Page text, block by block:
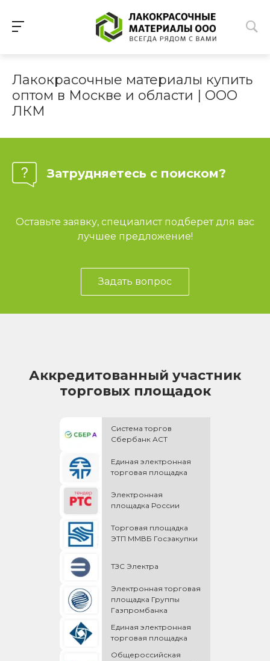
Лакокрасочные материалы купить
оптом в Москве и области | ООО
ЛКМ
Затрудняетесь с поиском?
Оставьте заявку, специалист подберет для вас
лучшее предложение!
Задать вопрос
Аккредитованный участник
торговых площадок
Система торгов
Сбербанк АСТ
Единая электронная
торговая площадка
Электронная
площадка России
Торговая площадка
ЭТП ММВБ Госзакупки
ТЗС Электра
Электронная торговая
площадка Группы
Газпромбанка
Единая электронная
торговая площадка
Общероссийская